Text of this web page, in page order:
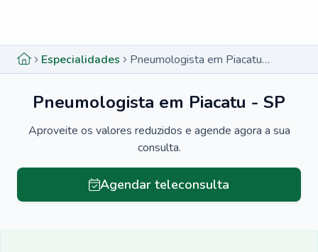
Especialidades Pneumologista em Piacatu - SP
Pneumologista em Piacatu - SP
Aproveite os valores reduzidos e agende agora a sua
consulta.
Agendar teleconsulta